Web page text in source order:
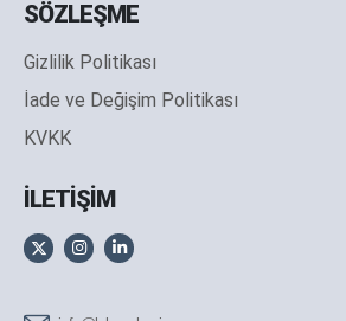
SÖZLEŞME
Gizlilik Politikası
İade ve Değişim Politikası
KVKK
İLETİŞİM